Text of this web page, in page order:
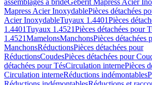
assemblages à brideGeberit Mapress Acier
Mapress Acier InoxydablePièces détachées
Acier InoxydableTuyaux 1.4401Pièces
1.4401Tuyaux 1.4521Pièces détachées pour
1.4521MamelonsManchonsPièces détachées
ManchonsRéductionsPièces détachées pour
RéductionsCoudesPièces détachées pour
détachées pour TésCirculation internePièces
Circulation interneRéductions indémontables